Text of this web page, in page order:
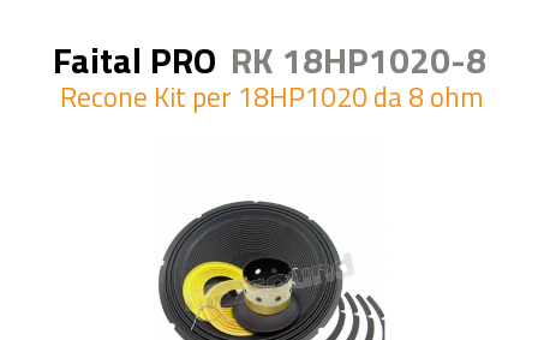
Faital PRO RK 18HP1020-8
Recone Kit per 18HP1020 da 8 ohm